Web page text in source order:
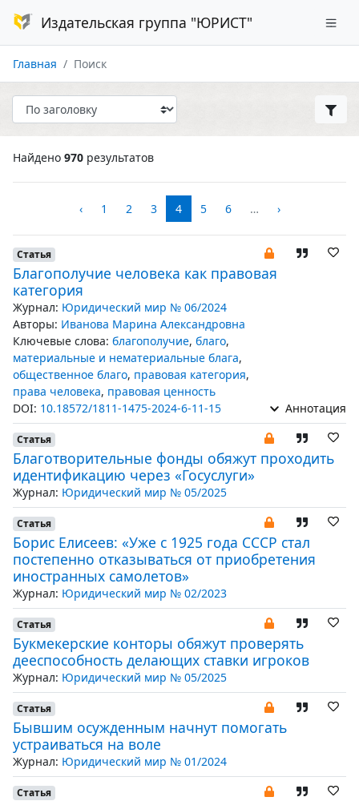
Издательская группа "ЮРИСТ"
Главная Поиск
Найдено 970 результатов
‹ 1 2 3 4 5 6 … ›
Статья
Благополучие человека как правовая
категория
Журнал: Юридический мир № 06/2024
Авторы: Иванова Марина Александровна
Ключевые слова: благополучие, благо,
материальные и нематериальные блага,
общественное благо, правовая категория,
права человека, правовая ценность
DOI: 10.18572/1811-1475-2024-6-11-15 Аннотация
Статья
Благотворительные фонды обяжут проходить
идентификацию через «Госуслуги»
Журнал: Юридический мир № 05/2025
Статья
Борис Елисеев: «Уже с 1925 года СССР стал
постепенно отказываться от приобретения
иностранных самолетов»
Журнал: Юридический мир № 02/2023
Статья
Букмекерские конторы обяжут проверять
дееспособность делающих ставки игроков
Журнал: Юридический мир № 05/2025
Статья
Бывшим осужденным начнут помогать
устраиваться на воле
Журнал: Юридический мир № 01/2024
Статья